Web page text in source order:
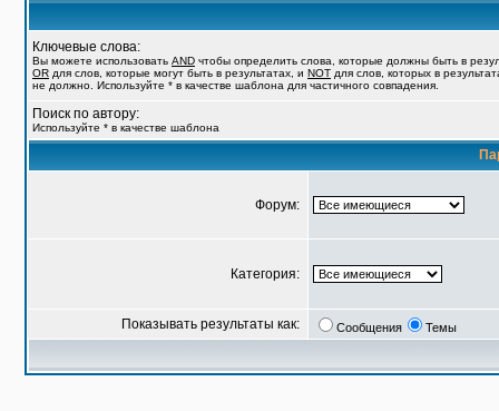
Ключевые слова:
Вы можете использовать AND чтобы определить слова, которые должны быть в
OR для слов, которые могут быть в результатах, и NOT для слов, которых в
не должно. Используйте * в качестве шаблона для частичного совпадения.
Поиск по автору:
Используйте * в качестве шаблона
Форум:
Категория:
Показывать результаты как: Сообщения Темы